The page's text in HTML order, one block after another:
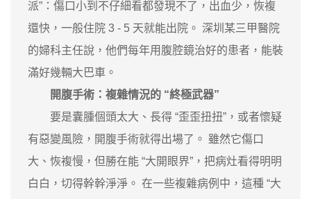
派”：傷口小到不仔細看都發現不了，出血少，恢複
還快，一般住院 3 - 5 天就能出院。 深圳某三甲醫院
的婦科主任說，他們每年用腹腔鏡治好的患者，能裝
滿好幾輛大巴車。
開腹手術：複雜情況的 “終極武器”
要是囊腫個頭太大、長得 “歪歪扭扭”，或者懷疑
有惡變風險，開腹手術就得出場了。 雖然它傷口
大、恢複慢，但勝在能 “大開眼界”，把病灶看得明明
白白，切得幹幹淨淨。 在一些複雜病例中，這種 “大